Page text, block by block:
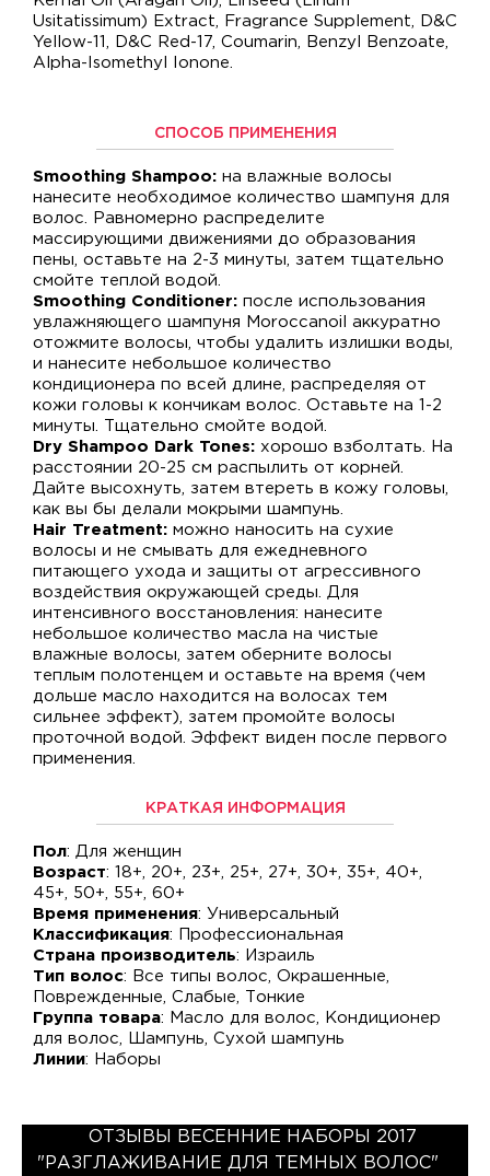
Usitatissimum) Extract, Fragrance Supplement, D&C
Yellow-11, D&C Red-17, Coumarin, Benzyl Benzoate,
Alpha-Isomethyl Ionone.
СПОСОБ ПРИМЕНЕНИЯ
Smoothing Shampoo: на влажные волосы
нанесите необходимое количество шампуня для
волос. Равномерно распределите
массирующими движениями до образования
пены, оставьте на 2-3 минуты, затем тщательно
смойте теплой водой.
Smoothing Conditioner: после использования
увлажняющего шампуня Moroccanoil аккуратно
отожмите волосы, чтобы удалить излишки воды,
и нанесите небольшое количество
кондиционера по всей длине, распределяя от
кожи головы к кончикам волос. Оставьте на 1-2
минуты. Тщательно смойте водой.
Dry Shampoo Dark Tones: хорошо взболтать. На
расстоянии 20-25 см распылить от корней.
Дайте высохнуть, затем втереть в кожу головы,
как вы бы делали мокрыми шампунь.
Hair Treatment: можно наносить на сухие
волосы и не смывать для ежедневного
питающего ухода и защиты от агрессивного
воздействия окружающей среды. Для
интенсивного восстановления: нанесите
небольшое количество масла на чистые
влажные волосы, затем оберните волосы
теплым полотенцем и оставьте на время (чем
дольше масло находится на волосах тем
сильнее эффект), затем промойте волосы
проточной водой. Эффект виден после первого
применения.
КРАТКАЯ ИНФОРМАЦИЯ
Пол: Для женщин
Возраст: 18+, 20+, 23+, 25+, 27+, 30+, 35+, 40+,
45+, 50+, 55+, 60+
Время применения: Универсальный
Классификация: Профессиональная
Страна производитель: Израиль
Тип волос: Все типы волос, Окрашенные,
Поврежденные, Слабые, Тонкие
Группа товара: Масло для волос, Кондиционер
для волос, Шампунь, Сухой шампунь
Линии: Наборы
ОТЗЫВЫ ВЕСЕННИЕ НАБОРЫ 2017
"РАЗГЛАЖИВАНИЕ ДЛЯ ТЕМНЫХ ВОЛОС"